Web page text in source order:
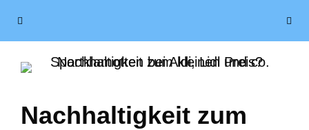
Nachhaltigkeit zum